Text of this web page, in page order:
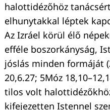
halottidézőhöz
elhunytakkal léptek
Az Izráel körül élő
efféle boszorkányság,
jóslás minden formáját
20,6.27; 5Móz
tilos volt
kifejezetten Istennel